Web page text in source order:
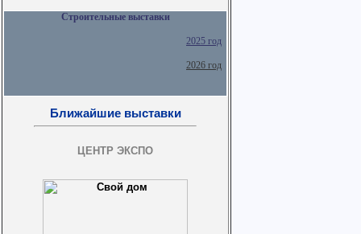
Строительные выставки
2025 год
2026 год
Ближайшие выставки
ЦЕНТР ЭКСПО